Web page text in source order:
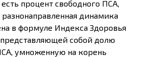
процент свободного ПСА,
разнонаправленная динамика
в формуле Индекса Здоровья
собой долю
умноженную на корень